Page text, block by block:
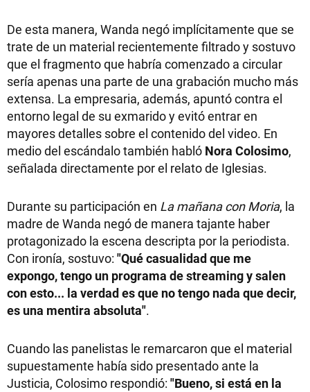
De esta manera, Wanda negó implícitamente que se
trate de un material recientemente filtrado y sostuvo
que el fragmento que habría comenzado a circular
sería apenas una parte de una grabación mucho más
extensa. La empresaria, además, apuntó contra el
entorno legal de su exmarido y evitó entrar en
mayores detalles sobre el contenido del video. En
medio del escándalo también habló Nora Colosimo,
señalada directamente por el relato de Iglesias.
Durante su participación en La mañana con Moria, la
madre de Wanda negó de manera tajante haber
protagonizado la escena descripta por la periodista.
Con ironía, sostuvo: "Qué casualidad que me
expongo, tengo un programa de streaming y salen
con esto... la verdad es que no tengo nada que decir,
es una mentira absoluta".
Cuando las panelistas le remarcaron que el material
supuestamente había sido presentado ante la
Justicia, Colosimo respondió: "Bueno, si está en la